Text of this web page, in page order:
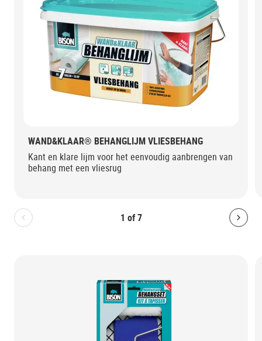
1 of 7
Bolton.General.PreviousSlide
WAND&KLAAR® BEHANGLIJM VLIESBEHANG
Kant en klare lijm voor het eenvoudig aanbrengen van
behang met een vliesrug